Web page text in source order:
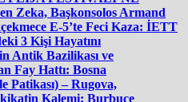
Zeka, Başkonsolos Armand
E-5’te Feci Kaza: İETT
3 Kişi Hayatını
Antik Bazilikası ve
Fay Hattı: Bosna
Patikası) – Rugova,
Kalemi: Burbuçe